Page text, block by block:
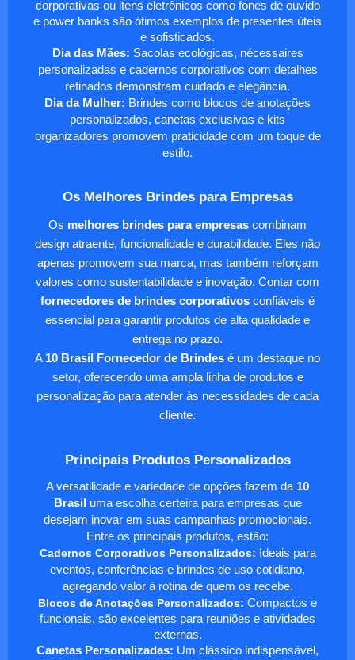
corporativas ou itens eletrônicos como fones de ouvido
e power banks são ótimos exemplos de presentes úteis
e sofisticados.
Dia das Mães: Sacolas ecológicas, nécessaires
personalizadas e cadernos corporativos com detalhes
refinados demonstram cuidado e elegância.
Dia da Mulher: Brindes como blocos de anotações
personalizados, canetas exclusivas e kits
organizadores promovem praticidade com um toque de
estilo.
Os Melhores Brindes para Empresas
Os melhores brindes para empresas combinam
design atraente, funcionalidade e durabilidade. Eles não
apenas promovem sua marca, mas também reforçam
valores como sustentabilidade e inovação. Contar com
fornecedores de brindes corporativos confiáveis é
essencial para garantir produtos de alta qualidade e
entrega no prazo.
A 10 Brasil Fornecedor de Brindes é um destaque no
setor, oferecendo uma ampla linha de produtos e
personalização para atender às necessidades de cada
cliente.
Principais Produtos Personalizados
A versatilidade e variedade de opções fazem da 10
Brasil uma escolha certeira para empresas que
desejam inovar em suas campanhas promocionais.
Entre os principais produtos, estão:
Cadernos Corporativos Personalizados: Ideais para
eventos, conferências e brindes de uso cotidiano,
agregando valor à rotina de quem os recebe.
Blocos de Anotações Personalizados: Compactos e
funcionais, são excelentes para reuniões e atividades
externas.
Canetas Personalizadas: Um clássico indispensável,